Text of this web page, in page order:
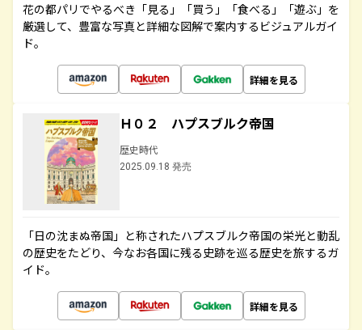
花の都パリでやるべき「見る」「買う」「食べる」「遊ぶ」を
厳選して、豊富な写真と詳細な図解で案内するビジュアルガイ
ド。
詳細を見る
Ｈ０２ ハプスブルク帝国
歴史時代
2025.09.18 発売
「日の沈まぬ帝国」と称されたハプスブルク帝国の栄光と動乱
の歴史をたどり、今なお各国に残る史跡を巡る歴史を旅するガ
イド。
詳細を見る